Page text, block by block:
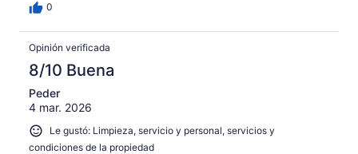
0
Opinión verificada
8/10 Buena
Peder
4 mar. 2026
Le gustó: Limpieza, servicio y personal, servicios y
condiciones de la propiedad